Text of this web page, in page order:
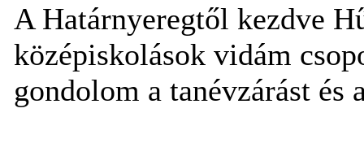
A Határnyeregtől kezdve
középiskolások vidám
gondolom a tanévzárást és